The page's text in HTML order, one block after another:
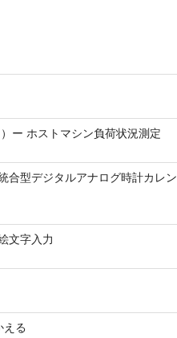
ー ホストマシン負荷状況測定
合型デジタルアナログ時計カレン
文字入力
える